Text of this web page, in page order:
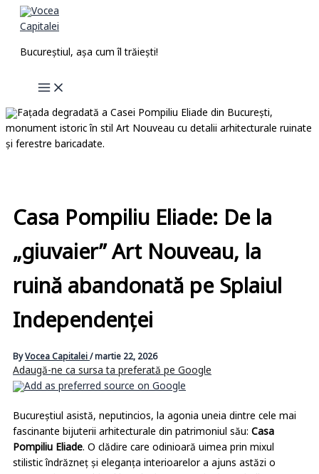
Skip
Bucureștiul, așa cum îl trăiești!
Casa Pompiliu Eliade: De la
„giuvaier” Art Nouveau, la
ruină abandonată pe Splaiul
Independenței
ByVocea Capitalei/martie 22, 2026
Adaugă-ne ca sursa ta preferată pe Google
Bucureștiul asistă, neputincios, la agonia uneia dintre cele mai
fascinante bijuterii arhitecturale din patrimoniul său: Casa
Pompiliu Eliade. O clădire care odinioară uimea prin mixul
stilistic îndrăzneț și eleganța interioarelor a ajuns astăzi o